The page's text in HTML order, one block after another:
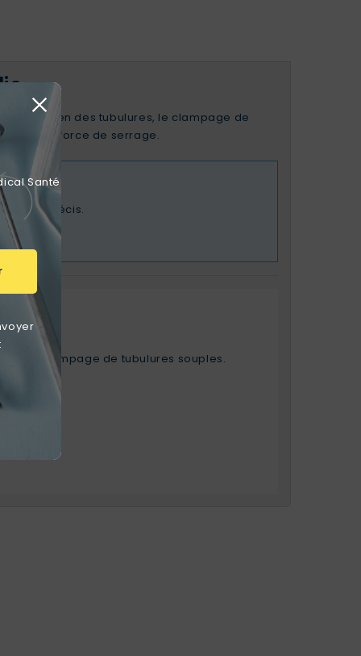
Santé
le maintien des tubulures, le clampage de
et force de serrage.
précis.
du clampage de tubulures souples.